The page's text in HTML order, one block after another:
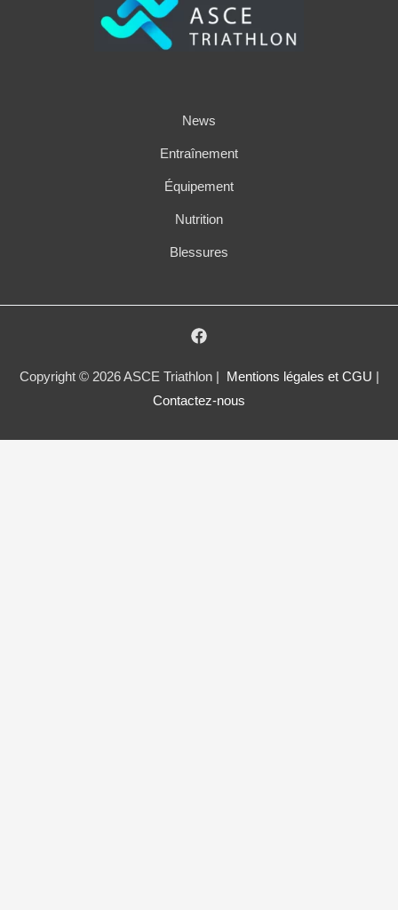
News
Entraînement
Équipement
Nutrition
Blessures
Copyright © 2026 ASCE Triathlon | Mentions légales et CGU
Contactez-nous